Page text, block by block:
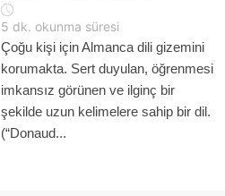
5 dk. okunma süresi
Çoğu kişi için Almanca dili gizemini
korumakta. Sert duyulan, öğrenmesi
imkansız görünen ve ilginç bir
şekilde uzun kelimelere sahip bir dil.
(“Donaud...